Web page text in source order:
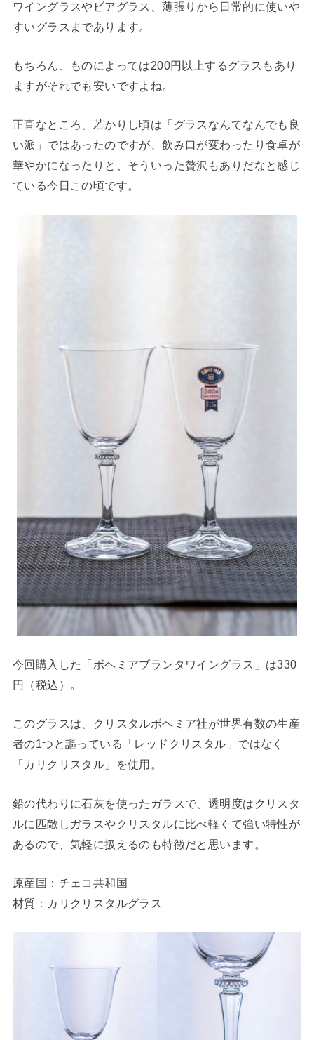
ワイングラスやビアグラス、薄張りから日常的に使いや
すいグラスまであります。
もちろん、ものによっては200円以上するグラスもあり
ますがそれでも安いですよね。
正直なところ、若かりし頃は「グラスなんてなんでも良
い派」ではあったのですが、飲み口が変わったり食卓が
華やかになったりと、そういった贅沢もありだなと感じ
ている今日この頃です。
今回購入した「ボヘミアブランタワイングラス」は330
円（税込）。
このグラスは、クリスタルボヘミア社が世界有数の生産
者の1つと謳っている「レッドクリスタル」ではなく
「カリクリスタル」を使用。
鉛の代わりに石灰を使ったガラスで、透明度はクリスタ
ルに匹敵しガラスやクリスタルに比べ軽くて強い特性が
あるので、気軽に扱えるのも特徴だと思います。
原産国：チェコ共和国
材質：カリクリスタルグラス